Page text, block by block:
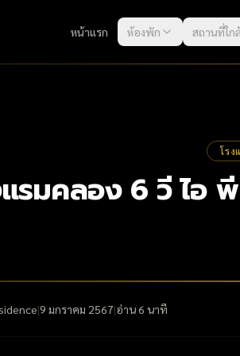
หน้าแรก ห้องพัก สถานที่ใก
โรง
รมคลอง 6 วี ไอ
|9 มกราคม 2567|อ่าน6 นาที